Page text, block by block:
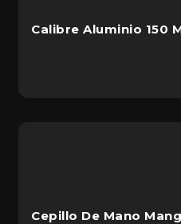
Calibre Aluminio 150
Cepillo De Mano